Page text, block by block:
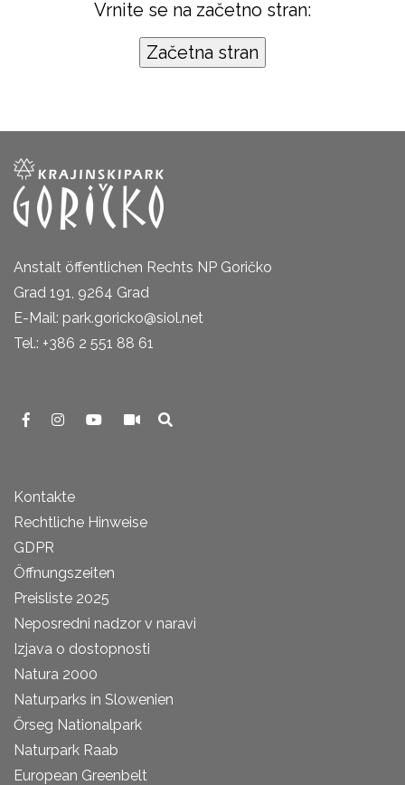
Vrnite se na začetno stran:
Anstalt öffentlichen Rechts NP Goričko
Grad 191, 9264 Grad
E-Mail: park.goricko@siol.net
Tel.: +386 2 551 88 61
Kontakte
Rechtliche Hinweise
GDPR
Öffnungszeiten
Preisliste 2025
Neposredni nadzor v naravi
Izjava o dostopnosti
Natura 2000
Naturparks in Slowenien
Őrseg Nationalpark
Naturpark Raab
European Greenbelt